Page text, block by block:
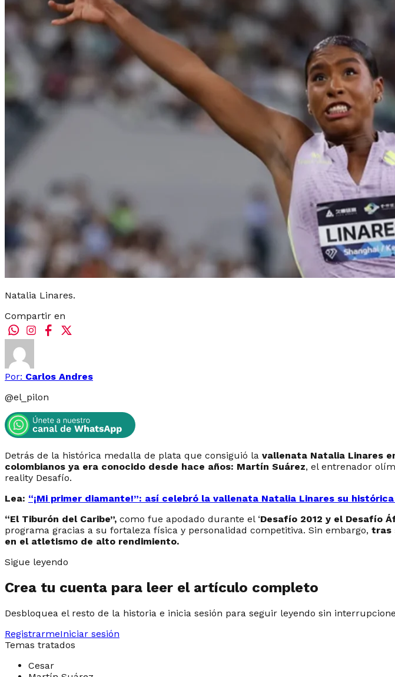
Natalia Linares.
Compartir en
Por: Carlos Andres
@el_pilon
Detrás de la histórica medalla de plata que consiguió la vallenata Natalia Linares
colombianos ya era conocido desde hace años: Martín Suárez, el entrenador
reality Desafío.
Lea: “¡Mi primer diamante!”: así celebró la vallenata Natalia Linares su
“El Tiburón del Caribe”, como fue apodado durante el ‘Desafío 2012 y el Desafío
programa gracias a su fortaleza física y personalidad competitiva. Sin embargo, tras
en el atletismo de alto rendimiento.
Sigue leyendo
Crea tu cuenta para leer el artículo completo
Desbloquea el resto de la historia e inicia sesión para seguir leyendo sin
RegistrarmeIniciar sesión
Temas tratados
Cesar